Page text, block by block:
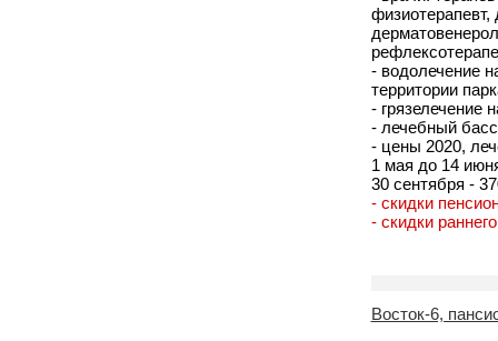
физиотерапевт,
- водолечение
территории
- грязелечение
- лечебный
- цены 2020,
1 мая до 14
30 сентября -
- скидки
- скидки
Восток-6,